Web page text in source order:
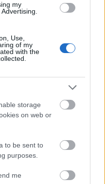
my
Use,
of my
with the
storage
on web or
to be sent to
purposes.
me